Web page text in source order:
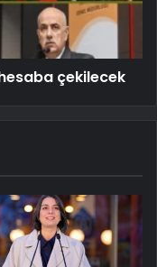
çekilecek